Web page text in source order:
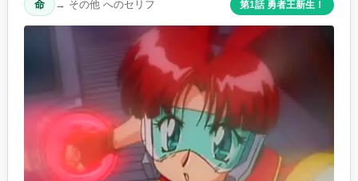
命 → その他 へのセリフ 第1話 勇者王新生！